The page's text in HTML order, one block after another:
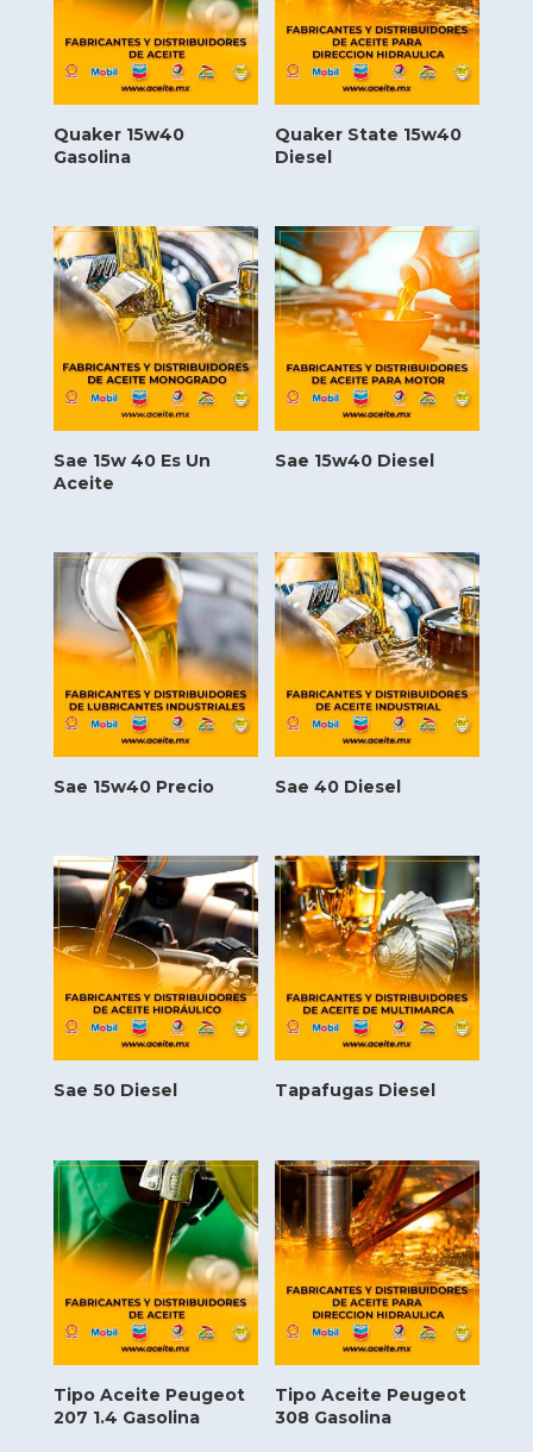
Quaker 15w40
Gasolina
Quaker State 15w40
Diesel
Sae 15w 40 Es Un
Aceite
Sae 15w40 Diesel
Sae 15w40 Precio Sae 40 Diesel
Sae 50 Diesel Tapafugas Diesel
Tipo Aceite Peugeot
207 1.4 Gasolina
Tipo Aceite Peugeot
308 Gasolina